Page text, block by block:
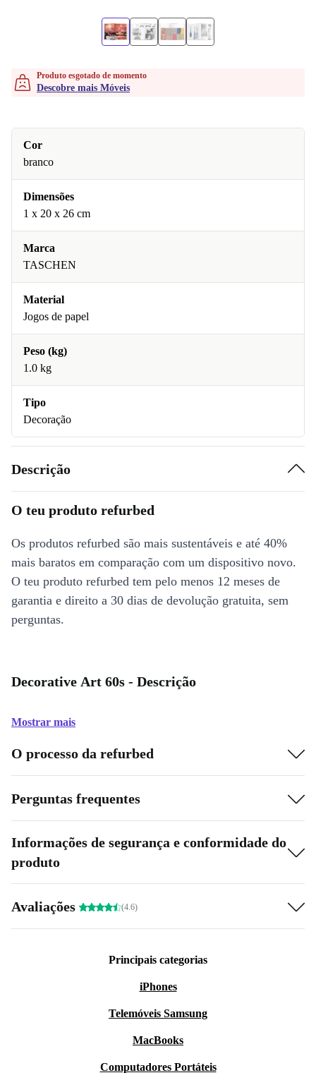
Produto esgotado de momento
Descobre mais Móveis
Cor
branco
Dimensões
1 x 20 x 26 cm
Marca
TASCHEN
Material
Jogos de papel
Peso (kg)
1.0 kg
Tipo
Decoração
Descrição
O teu produto refurbed
Os produtos refurbed são mais sustentáveis e até 40%
mais baratos em comparação com um dispositivo novo.
O teu produto refurbed tem pelo menos 12 meses de
garantia e direito a 30 dias de devolução gratuita, sem
perguntas.
Decorative Art 60s - Descrição
Mostrar mais
O processo da refurbed
Perguntas frequentes
Informações de segurança e conformidade do
produto
Avaliações (4.6)
Principais categorias
iPhones
Telemóveis Samsung
MacBooks
Computadores Portáteis